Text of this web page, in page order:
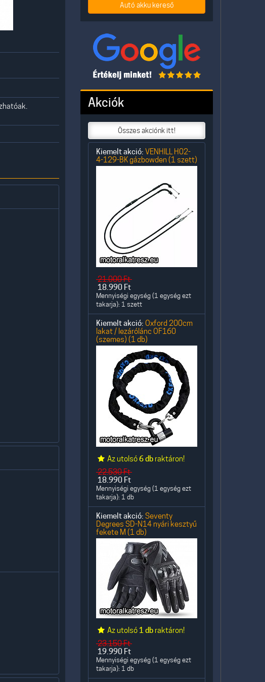
Autó akku kereső
Akciók
Összes akciónk itt!
Kiemelt akció: VENHILL H02-
4-129-BK gázbowden (1 szett)
21.000Ft
18.990 Ft
Mennyiségi egység (1 egység ezt
takarja): 1 szett
Kiemelt akció: Oxford 200cm
lakat / lezárólánc OF160
(szemes) (1 db)
Az utolsó6 db raktáron!
22.530Ft
18.990 Ft
Mennyiségi egység (1 egység ezt
takarja): 1 db
Kiemelt akció: Seventy
Degrees SD-N14 nyári kesztyű
fekete M (1 db)
Az utolsó 1 db raktáron!
23.150Ft
19.990 Ft
Mennyiségi egység (1 egység ezt
takarja): 1 db